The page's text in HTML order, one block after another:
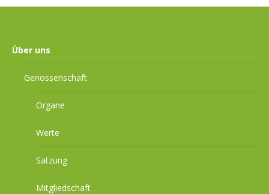
Über uns
Genossenschaft
Organe
Werte
Satzung
Mitgliedschaft